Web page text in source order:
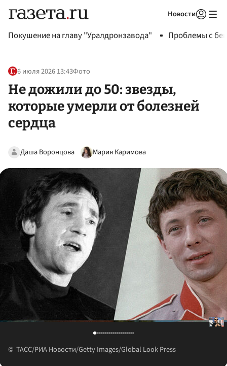
Новости
Покушение на главу "Уралдронзавода" Проблемы с
6 июля 2026 13:43Фото
Не дожили до 50: звезды,
которые умерли от болезней
сердца
Даша Воронцова Мария Каримова
ТАСС/РИА Новости/Getty Images/Global Look Press